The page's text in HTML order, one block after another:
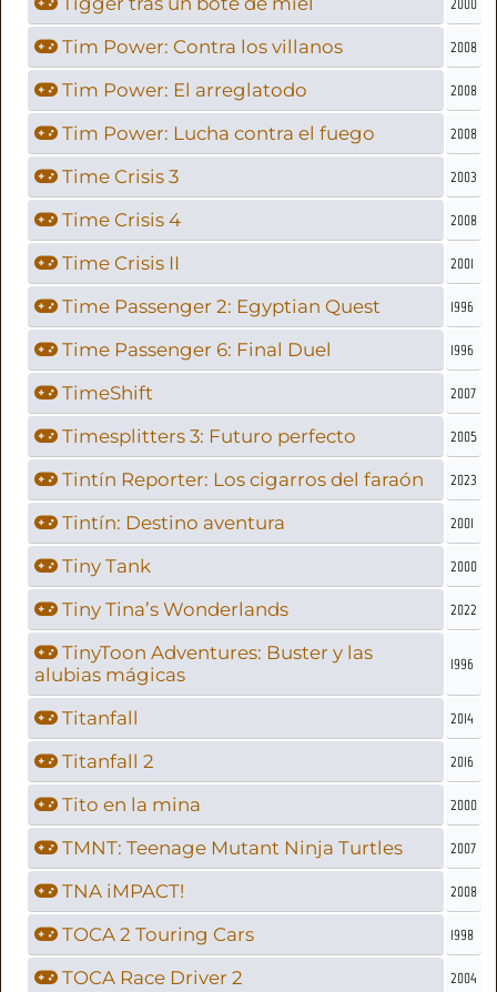
Tim Power: Contra los villanos 2008
Tim Power: El arreglatodo 2008
Tim Power: Lucha contra el fuego 2008
Time Crisis 3 2003
Time Crisis 4 2008
Time Crisis II 2001
Time Passenger 2: Egyptian Quest 1996
Time Passenger 6: Final Duel 1996
TimeShift 2007
Timesplitters 3: Futuro perfecto 2005
Tintín Reporter: Los cigarros del faraón 2023
Tintín: Destino aventura 2001
Tiny Tank 2000
Tiny Tina’s Wonderlands 2022
TinyToon Adventures: Buster y las
alubias mágicas
1996
Titanfall 2014
Titanfall 2 2016
Tito en la mina 2000
TMNT: Teenage Mutant Ninja Turtles 2007
TNA iMPACT! 2008
TOCA 2 Touring Cars 1998
TOCA Race Driver 2 2004